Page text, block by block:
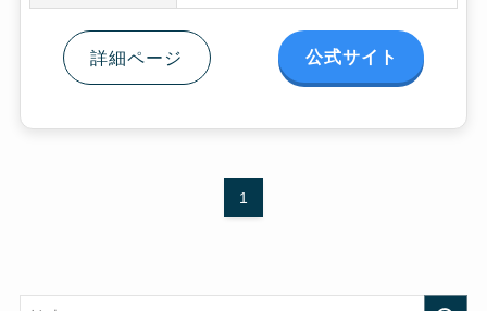
詳細ページ 公式サイト
1